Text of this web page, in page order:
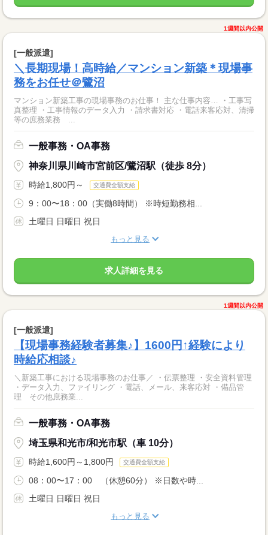
1週間以内公開
[一般派遣]
＼長期現場！高時給／マンション新築＊現場事
務をお任せ＠鷺沼
マンション新築工事の現場事務のお仕事！ 主な仕事内容… ・工事写
真整理 ・工事情報のデータ入力 ・請求書対応 ・電話来客応対、清掃
等の庶務業務 ...
一般事務・OA事務
神奈川県川崎市宮前区/鷺沼駅（徒歩 8分）
時給1,800円～ 交通費全額支給
9：00〜18：00（実働8時間） ※時短勤務相...
土曜日 日曜日 祝日
もっと見る
求人詳細を見る
1週間以内公開
[一般派遣]
【現場事務経験者募集♪】1600円↑経験により
時給応相談♪
＼新築工事における現場事務のお仕事／ ・伝票整理 ・安全資料管理
・データ入力、ファイリング ・電話、メール、来客応対 ・備品管
理 その他庶務業...
一般事務・OA事務
埼玉県和光市/和光市駅（車 10分）
時給1,600円～1,800円 交通費全額支給
08：00〜17：00 （休憩60分） ※日数や時...
土曜日 日曜日 祝日
もっと見る